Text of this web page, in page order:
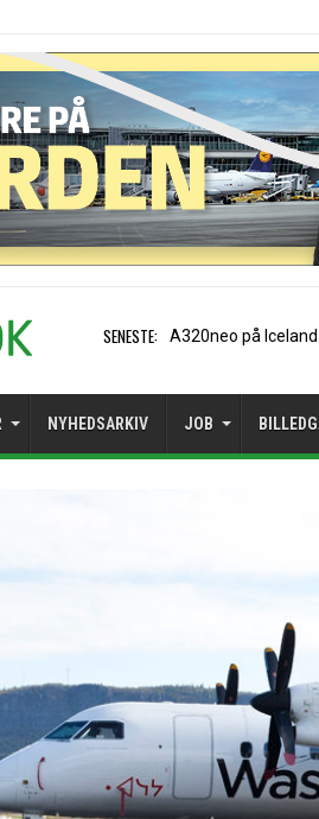
SENESTE: Air Baltic tvunget til
NYHEDSARKIV JOB